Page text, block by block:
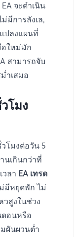
จะดำเนิน
มีการลังเล,
ปลงแผนที่
อใหม่มัก
สามารถจับ
ำเสมอ
โมง
โมงต่อวัน 5
นเกินกว่าที่
วลา EA เทรด
มีหยุดพัก ไม่
วสูงในช่วง
ดอนหรือ
ผันผวนต่ำ